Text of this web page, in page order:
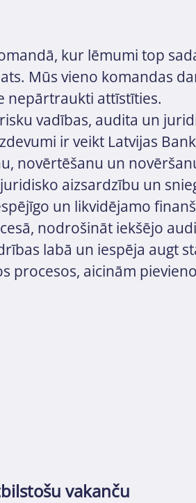
kur lēmumi top
Mūs vieno komandas
nepārtraukti attīstīties.
vadības, audita un
ir veikt Latvijas
novērtēšanu un
aizsardzību un
un likvidējamo
nodrošināt iekšējo
labā un iespēja augt
procesos, aicinām
vakanču